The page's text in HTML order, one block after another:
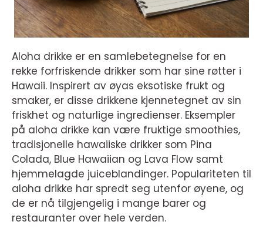
Aloha drikke er en samlebetegnelse for en
rekke forfriskende drikker som har sine røtter i
Hawaii. Inspirert av øyas eksotiske frukt og
smaker, er disse drikkene kjennetegnet av sin
friskhet og naturlige ingredienser. Eksempler
på aloha drikke kan være fruktige smoothies,
tradisjonelle hawaiiske drikker som Pina
Colada, Blue Hawaiian og Lava Flow samt
hjemmelagde juiceblandinger. Populariteten til
aloha drikke har spredt seg utenfor øyene, og
de er nå tilgjengelig i mange barer og
restauranter over hele verden.